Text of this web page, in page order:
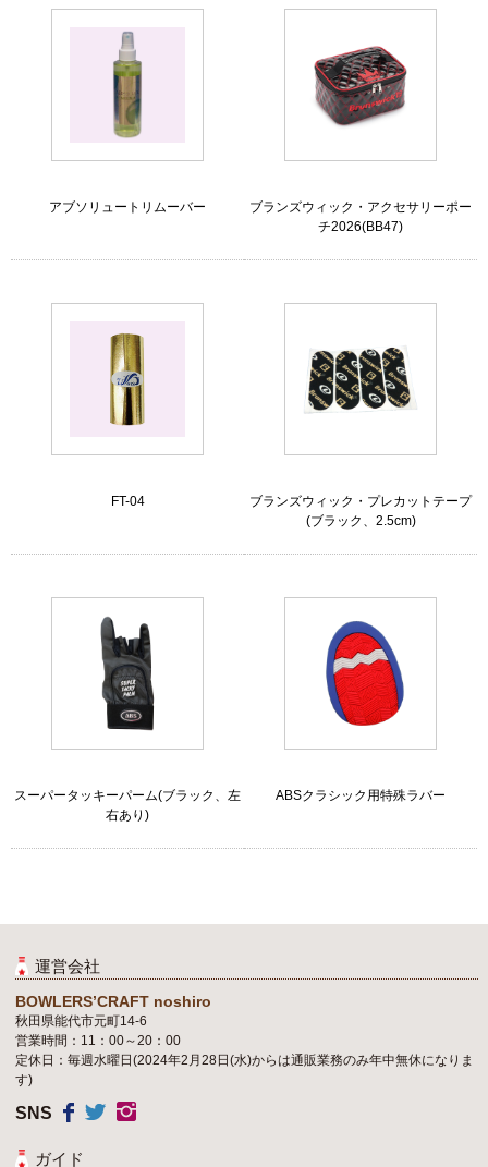
アブソリュートリムーバー
ブランズウィック・アクセサリーポー
チ2026(BB47)
FT-04
ブランズウィック・プレカットテープ
(ブラック、2.5cm)
スーパータッキーパーム(ブラック、左
右あり)
ABSクラシック用特殊ラバー
運営会社
BOWLERS’CRAFT noshiro
秋田県能代市元町14-6
営業時間：11：00～20：00
定休日：毎週水曜日(2024年2月28日(水)からは通販業務のみ年中無休になりま
す)
SNS
ガイド